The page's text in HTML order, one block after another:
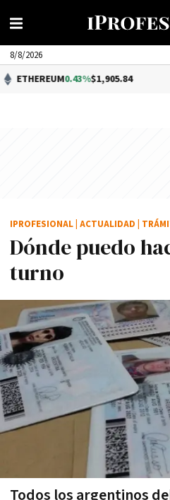
8/8/2026
0.43%$1,905.84
Dónde puedo
turno
Todos los argentinos
IPROFESIONAL ACTUALIDAD